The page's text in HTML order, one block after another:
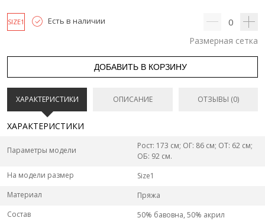
SIZE1 Есть в наличии 0
Размерная сетка
ДОБАВИТЬ В КОРЗИНУ
ХАРАКТЕРИСТИКИ ОПИСАНИЕ ОТЗЫВЫ (0)
ХАРАКТЕРИСТИКИ
Параметры модели
Рост: 173 см; ОГ: 86 см; ОТ: 62 см;
ОБ: 92 см.
На модели размер
Size1
Материал
Пряжа
Состав
50% бавовна, 50% акрил